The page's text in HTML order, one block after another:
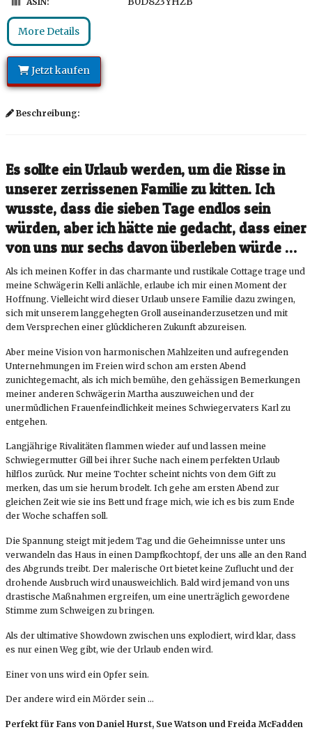
More Details
Jetzt kaufen
Beschreibung:
Es sollte ein Urlaub werden, um die Risse in
unserer zerrissenen Familie zu kitten. Ich
wusste, dass die sieben Tage endlos sein
würden, aber ich hätte nie gedacht, dass einer
von uns nur sechs davon überleben würde …
Als ich meinen Koffer in das charmante und rustikale Cottage trage und
meine Schwägerin Kelli anlächle, erlaube ich mir einen Moment der
Hoffnung. Vielleicht wird dieser Urlaub unsere Familie dazu zwingen,
sich mit unserem langgehegten Groll auseinanderzusetzen und mit
dem Versprechen einer glücklicheren Zukunft abzureisen.
Aber meine Vision von harmonischen Mahlzeiten und aufregenden
Unternehmungen im Freien wird schon am ersten Abend
zunichtegemacht, als ich mich bemühe, den gehässigen Bemerkungen
meiner anderen Schwägerin Martha auszuweichen und der
unermüdlichen Frauenfeindlichkeit meines Schwiegervaters Karl zu
entgehen.
Langjährige Rivalitäten flammen wieder auf und lassen meine
Schwiegermutter Gillbei ihrer Suche nach einem perfekten Urlaub
hilflos zurück. Nur meine Tochter scheint nichts von dem Gift zu
merken, das um sie herum brodelt. Ich gehe am ersten Abend zur
gleichen Zeit wie sie ins Bett und frage mich, wie ich es bis zum Ende
der Woche schaffen soll.
Die Spannung steigt mit jedem Tag und die Geheimnisse unter uns
verwandeln das Haus in einen Dampfkochtopf, der uns alle an den Rand
des Abgrunds treibt. Der malerische Ort bietet keine Zuflucht und der
drohende Ausbruch wird unausweichlich. Bald wird jemand von uns
drastische Maßnahmen ergreifen, um eine unerträglich gewordene
Stimme zum Schweigen zu bringen.
Als der ultimative Showdown zwischen uns explodiert, wird klar, dass
es nur einen Weg gibt, wie der Urlaub enden wird.
Einer von uns wird ein Opfer sein.
Der andere wird ein Mörder sein …
Perfekt für Fans von Daniel Hurst, Sue Watson und Freida McFadden